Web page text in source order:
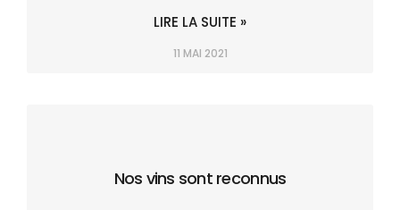
LIRE LA SUITE »
11 MAI 2021
Nos vins sont reconnus